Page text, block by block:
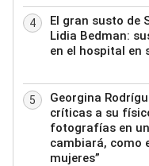
4
El gran susto de
Lidia Bedman:
en el hospital en
5
Georgina
críticas a su
fotografías en
cambiará, como
mujeres”